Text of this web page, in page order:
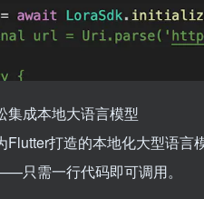
集成本地大语言模型
Flutter打造的本地化大型语
只需一行代码即可调用。